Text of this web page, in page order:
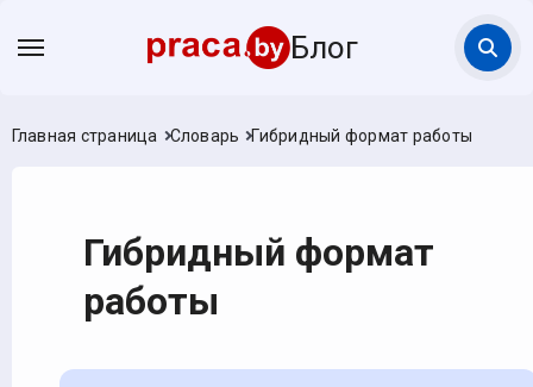
Блог
Главная страница Словарь Гибридный формат работы
Гибридный формат
работы